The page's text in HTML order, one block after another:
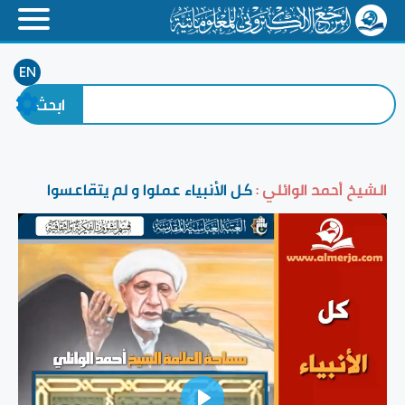
EN
الشيخ أحمد الوائلي :كل الأنبياء عملوا و لم يتقاعسوا